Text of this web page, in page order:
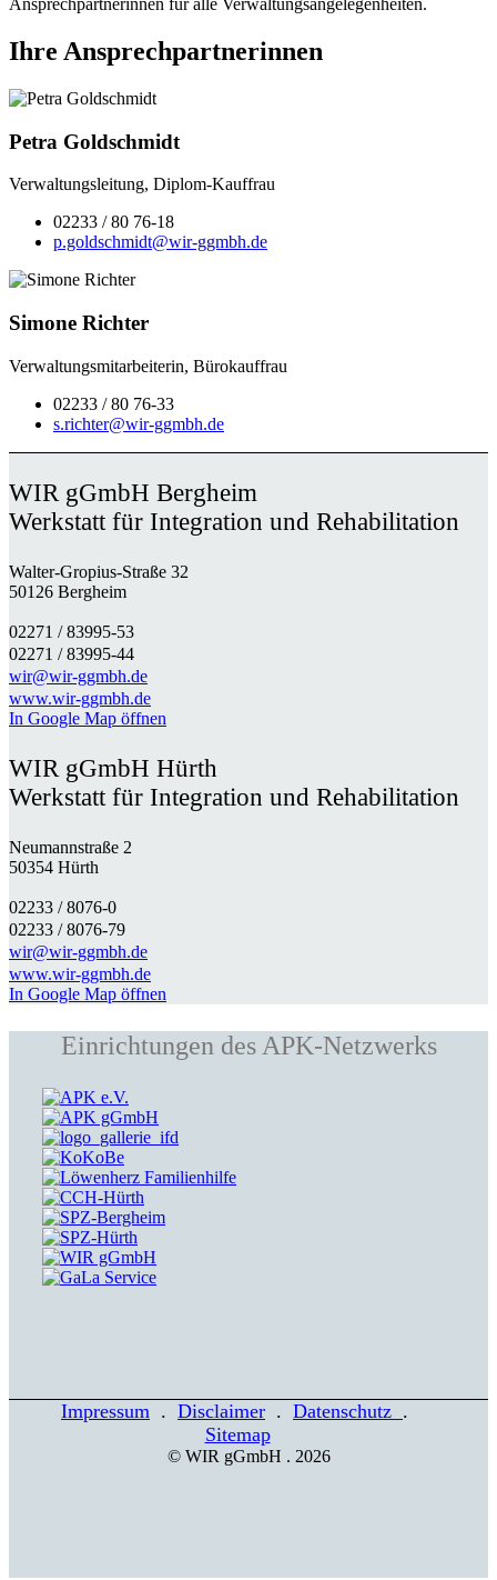
Ansprechpartnerinnen für alle Verwaltungsangelegenheiten.
Ihre Ansprechpartnerinnen
Petra Goldschmidt
Verwaltungsleitung, Diplom-Kauffrau
02233 / 80 76-18
p.goldschmidt@wir-ggmbh.de
Simone Richter
Verwaltungsmitarbeiterin, Bürokauffrau
02233 / 80 76-33
s.richter@wir-ggmbh.de
WIR gGmbH Bergheim
Werkstatt für Integration und Rehabilitation
Walter-Gropius-Straße 32
50126 Bergheim
02271 / 83995-53
02271 / 83995-44
wir@wir-ggmbh.de
www.wir-ggmbh.de
In Google Map öffnen
WIR gGmbH Hürth
Werkstatt für Integration und Rehabilitation
Neumannstraße 2
50354 Hürth
02233 / 8076-0​
02233 / 8076-79
wir@wir-ggmbh.de
www.wir-ggmbh.de
In Google Map öffnen
Einrichtungen des APK-Netzwerks
Impressum . Disclaimer . Datenschutz .
Sitemap
© WIR gGmbH . 2026